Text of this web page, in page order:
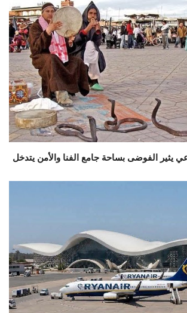
يثير الفوضى بساحة جامع الفنا والأمن يتدخل